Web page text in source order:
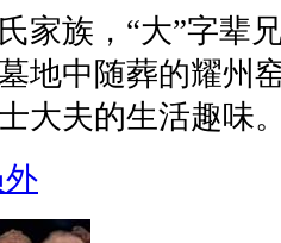
家族，“大”字辈
地中随葬的耀州
大夫的生活趣味